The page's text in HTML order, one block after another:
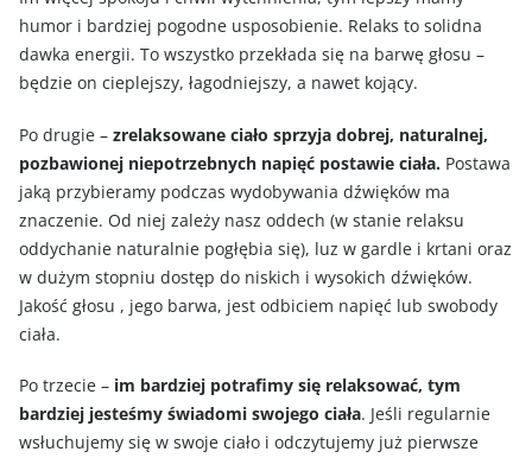
humor i bardziej pogodne usposobienie. Relaks to solidna
dawka energii. To wszystko przekłada się na barwę głosu –
będzie on cieplejszy, łagodniejszy, a nawet kojący.
Po drugie – zrelaksowane ciało sprzyja dobrej, naturalnej,
pozbawionej niepotrzebnych napięć postawie ciała. Postawa
jaką przybieramy podczas wydobywania dźwięków ma
znaczenie. Od niej zależy nasz oddech (w stanie relaksu
oddychanie naturalnie pogłębia się), luz w gardle i krtani oraz
w dużym stopniu dostęp do niskich i wysokich dźwięków.
Jakość głosu , jego barwa, jest odbiciem napięć lub swobody
ciała.
Po trzecie – im bardziej potrafimy się relaksować, tym
bardziej jesteśmy świadomi swojego ciała. Jeśli regularnie
wsłuchujemy się w swoje ciało i odczytujemy już pierwsze